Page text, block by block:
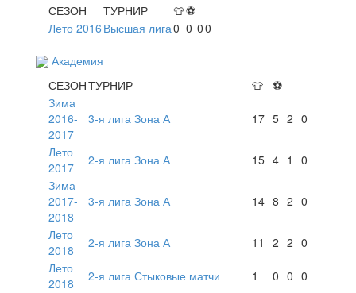
СЕЗОН
ТУРНИР 👕⚽
Лето 2016 Высшая лига0 0 00
Академия
СЕЗОНТУРНИР 👕 ⚽
Зима
2016-
2017
3-я лига Зона А 17 5 2 0
Лето
2017
2-я лига Зона А 15 4 1
0
Зима
2017-
2018
3-я лига Зона А 14 8 2 0
Лето
2018
2-я лига Зона А 11 2 2 0
Лето
2018
2-я лига Стыковые матчи 1 0 0 0